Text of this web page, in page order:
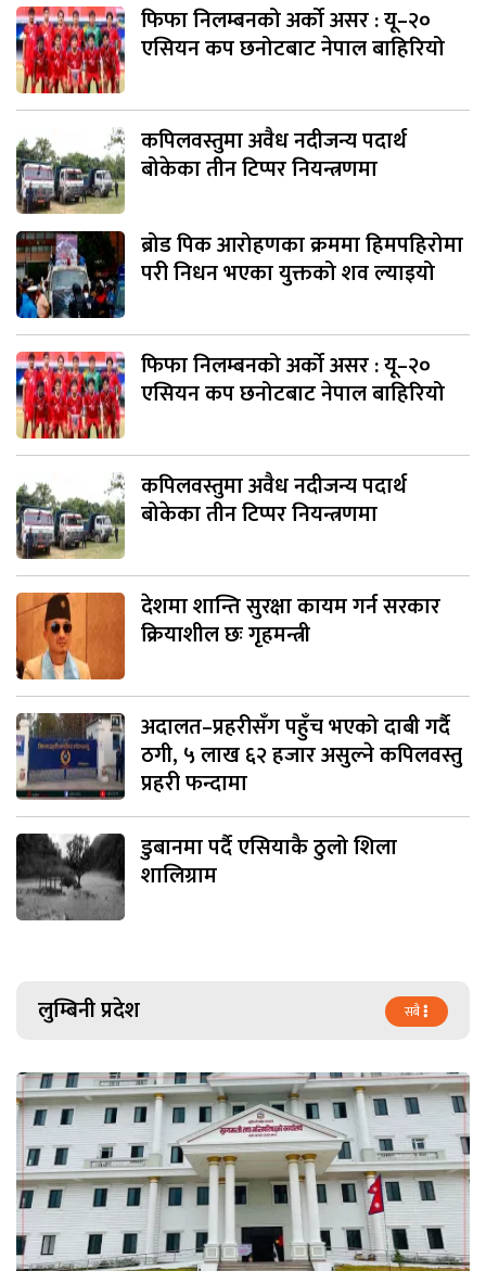
फिफा निलम्बनको अर्को असर : यू–२०
एसियन कप छनोटबाट नेपाल बाहिरियो
कपिलवस्तुमा अवैध नदीजन्य पदार्थ
बोकेका तीन टिप्पर नियन्त्रणमा
ब्रोड पिक आरोहणका क्रममा हिमपहिरोमा
परी निधन भएका युक्तको शव ल्याइयो
फिफा निलम्बनको अर्को असर : यू–२०
एसियन कप छनोटबाट नेपाल बाहिरियो
कपिलवस्तुमा अवैध नदीजन्य पदार्थ
बोकेका तीन टिप्पर नियन्त्रणमा
देशमा शान्ति सुरक्षा कायम गर्न सरकार
क्रियाशील छः गृहमन्त्री
अदालत–प्रहरीसँग पहुँच भएको दाबी गर्दै
ठगी, ५ लाख ६२ हजार असुल्ने कपिलवस्तु
प्रहरी फन्दामा
डुबानमा पर्दै एसियाकै ठुलो शिला
शालिग्राम
लुम्बिनी प्रदेश सबै